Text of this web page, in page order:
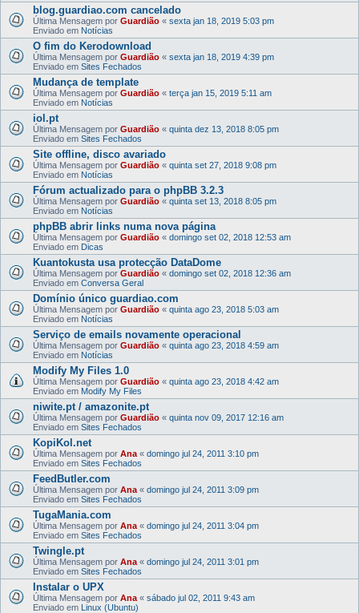
blog.guardiao.com cancelado
Última Mensagem por Guardião « sexta jan 18, 2019 5:03 pm
Enviado em Notícias
O fim do Kerodownload
Última Mensagem por Guardião « sexta jan 18, 2019 4:39 pm
Enviado em Sites Fechados
Mudança de template
Última Mensagem por Guardião « terça jan 15, 2019 5:11 am
Enviado em Notícias
iol.pt
Última Mensagem por Guardião « quinta dez 13, 2018 8:05 pm
Enviado em Sites Fechados
Site offline, disco avariado
Última Mensagem por Guardião « quinta set 27, 2018 9:08 pm
Enviado em Notícias
Fórum actualizado para o phpBB 3.2.3
Última Mensagem por Guardião « quinta set 13, 2018 8:05 pm
Enviado em Notícias
phpBB abrir links numa nova página
Última Mensagem por Guardião « domingo set 02, 2018 12:53 am
Enviado em Dicas
Kuantokusta usa protecção DataDome
Última Mensagem por Guardião « domingo set 02, 2018 12:36 am
Enviado em Conversa Geral
Domínio único guardiao.com
Última Mensagem por Guardião « quinta ago 23, 2018 5:03 am
Enviado em Notícias
Serviço de emails novamente operacional
Última Mensagem por Guardião « quinta ago 23, 2018 4:59 am
Enviado em Notícias
Modify My Files 1.0
Última Mensagem por Guardião « quinta ago 23, 2018 4:42 am
Enviado em Modify My Files
niwite.pt / amazonite.pt
Última Mensagem por Guardião « quinta nov 09, 2017 12:16 am
Enviado em Sites Fechados
KopiKol.net
Última Mensagem por Ana « domingo jul 24, 2011 3:10 pm
Enviado em Sites Fechados
FeedButler.com
Última Mensagem por Ana « domingo jul 24, 2011 3:09 pm
Enviado em Sites Fechados
TugaMania.com
Última Mensagem por Ana « domingo jul 24, 2011 3:04 pm
Enviado em Sites Fechados
Twingle.pt
Última Mensagem por Ana « domingo jul 24, 2011 3:01 pm
Enviado em Sites Fechados
Instalar o UPX
Última Mensagem por Ana « sábado jul 02, 2011 9:43 am
Enviado em Linux (Ubuntu)